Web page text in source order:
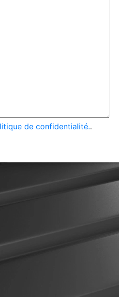
de confidentialité..